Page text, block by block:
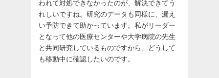
われて対処できなかったのが、解決できてう
れしいですね。研究のデータも同様に、漏え
い予防できて助かっています。私がリーダー
となって他の医療センターや大学病院の先生
と共同研究しているものですから、どうして
も移動中に確認したいのです。